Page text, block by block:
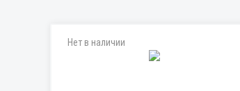
Нет в наличии